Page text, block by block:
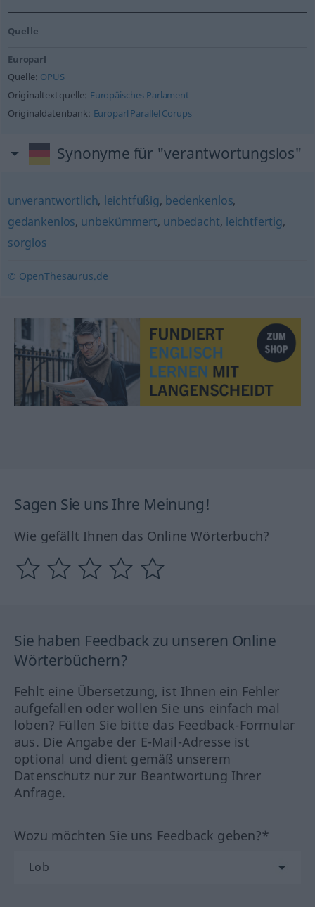
Quelle
Europarl
Quelle: OPUS
Originaltextquelle: Europäisches Parlament
Originaldatenbank: Europarl Parallel Corups
Synonyme für "verantwortungslos"
unverantwortlich, leichtfüßig, bedenkenlos,
gedankenlos, unbekümmert, unbedacht, leichtfertig,
sorglos
© OpenThesaurus.de
Sagen Sie uns Ihre Meinung!
Wie gefällt Ihnen das Online Wörterbuch?
Sie haben Feedback zu unseren Online
Wörterbüchern?
Fehlt eine Übersetzung, ist Ihnen ein Fehler
aufgefallen oder wollen Sie uns einfach mal
loben? Füllen Sie bitte das Feedback-Formular
aus. Die Angabe der E-Mail-Adresse ist
optional und dient gemäß unserem
Datenschutz nur zur Beantwortung Ihrer
Anfrage.
Wozu möchten Sie uns Feedback geben?*